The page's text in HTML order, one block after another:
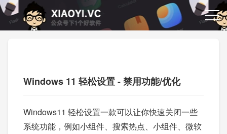
Windows 11 轻松设置 - 禁用功能/优化
Windows11 轻松设置一款可以让你快速关闭一些
系统功能，例如小组件、搜索热点、小组件、微软